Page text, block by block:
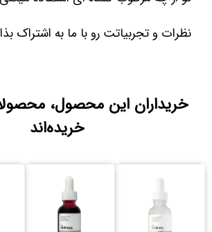
نظرات و تجربیاتت رو با ما به اشتراک
خریداران این محصول،
خریده‌اند